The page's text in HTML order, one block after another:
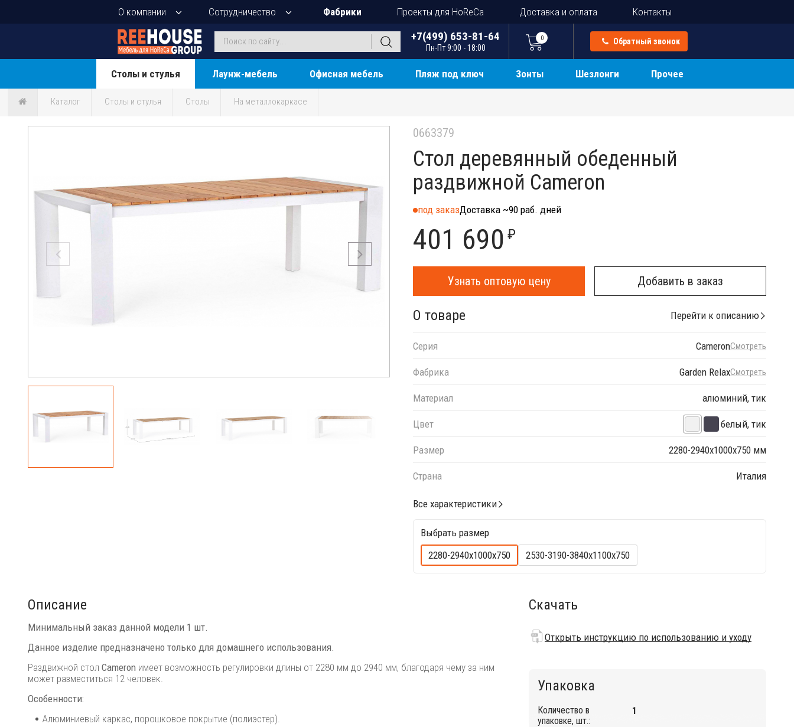
О компании Сотрудничество Фабрики Проекты для HoReCa Доставка и оплата Контакты
+7(499) 653-81-64
Пн-Пт 9:00 - 18:00
0 Обратный звонок
Столы и стулья Лаунж-мебель Офисная мебель Пляж под ключ Зонты Шезлонги Прочее
Каталог Столы и стулья Столы На металлокаркасе
0663379
Стол деревянный обеденный
раздвижной Cameron
под заказДоставка ~90 раб. дней
401 690 ₽
Узнать оптовую цену Добавить в заказ
О товаре Перейти к описанию
Серия CameronСмотреть
Фабрика Garden RelaxСмотреть
Материал алюминий, тик
Цвет белый, тик
Размер 2280-2940х1000х750 мм
Страна Италия
Все характеристики
Выбрать размер
2280-2940х1000х750
2530-3190-3840х1100х750
Описание
Минимальный заказ данной модели 1 шт.
Данное изделие предназначено только для домашнего использования.
Раздвижной стол Cameron имеет возможность регулировки длины от 2280 мм до 2940 мм, благодаря чему за ним
может разместиться 12 человек.
Особенности:
Алюминиевый каркас, порошковое покрытие (полиэстер).
Скачать
Открыть инструкцию по использованию и уходу
Упаковка
Количество в
упаковке, шт.:
1